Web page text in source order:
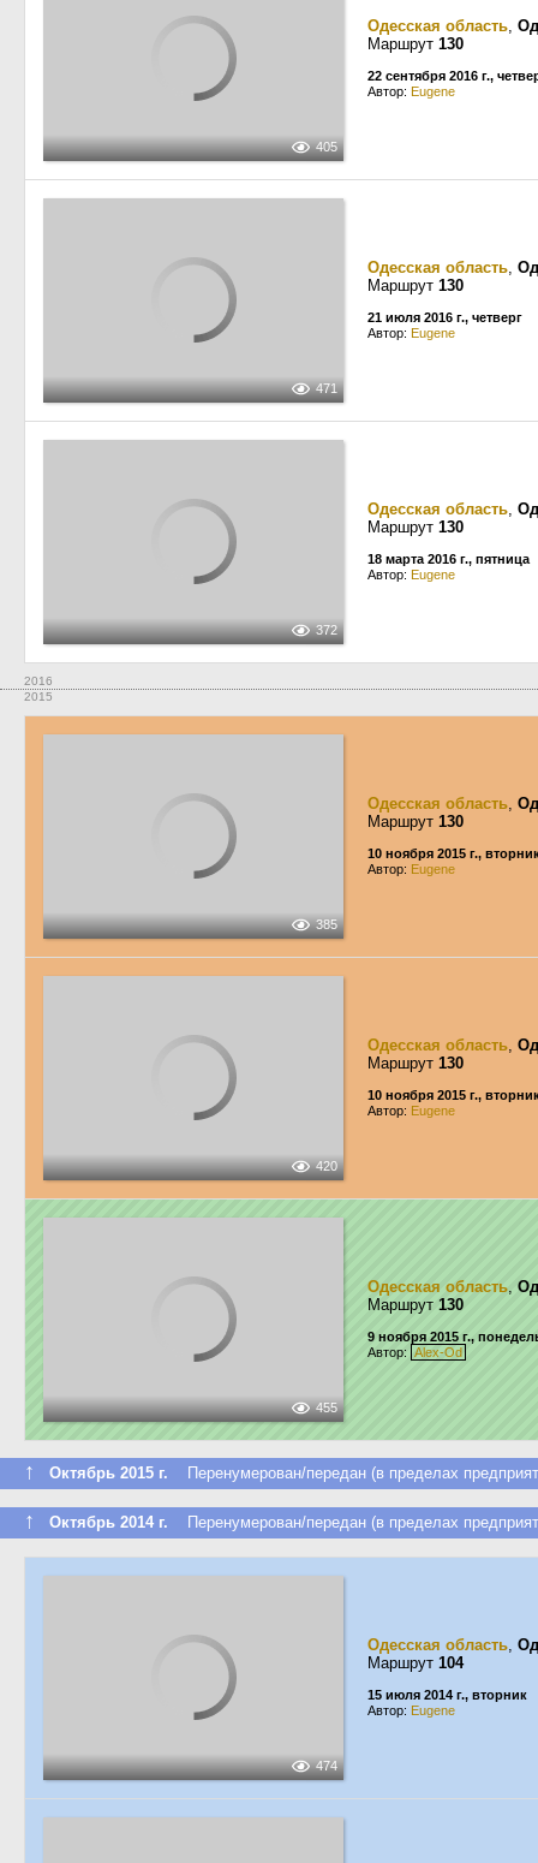
405
Одесская область,
Маршрут 130
22 сентября 2016 г.,
Автор: Eugene
471
Одесская область,
Маршрут 130
21 июля 2016 г., четверг
Автор: Eugene
372
Одесская область,
Маршрут 130
18 марта 2016 г., пятница
Автор: Eugene
2016
2015
385
Одесская область,
Маршрут 130
10 ноября 2015 г.,
Автор: Eugene
420
Одесская область,
Маршрут 130
10 ноября 2015 г.,
Автор: Eugene
455
Одесская область,
Маршрут 130
9 ноября 2015 г.,
Автор: Alex-Od
↑ Октябрь 2015 г. Перенумерован/передан (в пределах
↑ Октябрь 2014 г. Перенумерован/передан (в пределах
474
Одесская область,
Маршрут 104
15 июля 2014 г., вторник
Автор: Eugene